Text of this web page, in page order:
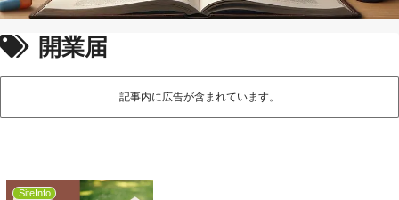
開業届
記事内に広告が含まれています。
SiteInfo